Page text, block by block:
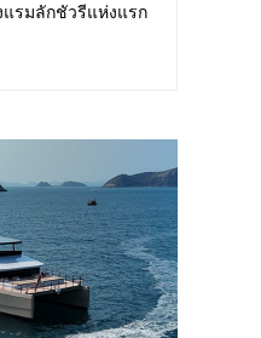
รมลักชัวรีแห่งแรก
ฉียงใต้ของเกาะ